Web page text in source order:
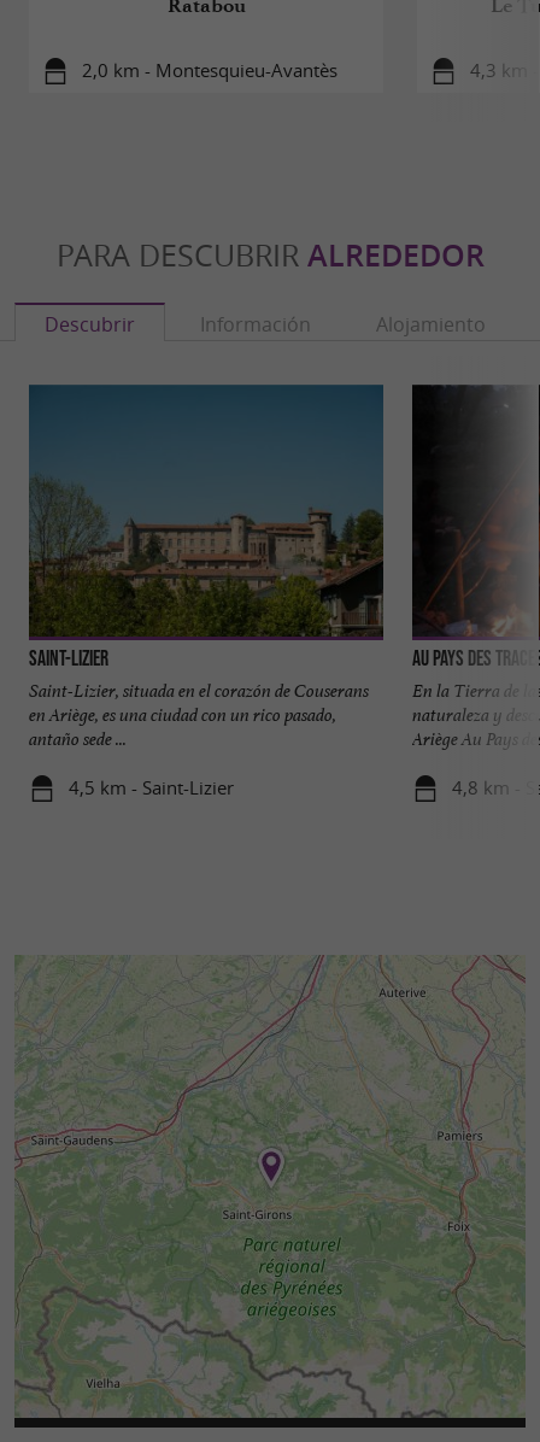
Ratabou
2,0 km - Montesquieu-Avantès
Le
4,3 km
PARA DESCUBRIR ALREDEDOR
Descubrir Información Alojamiento
Saint-Lizier
Saint-Lizier, situada en el corazón de Couserans
en Ariège, es una ciudad con un rico pasado,
antaño sede ...
4,5 km - Saint-Lizier
Au Pays des
En la Tierra de
naturaleza y
Ariège Au Pays
4,8 km -